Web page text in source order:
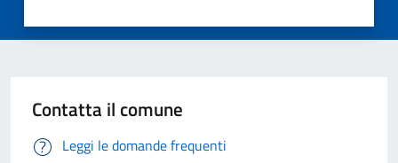
Contatta il comune
Leggi le domande frequenti